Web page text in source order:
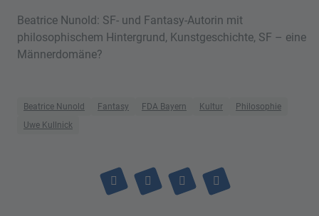
Beatrice Nunold: SF- und Fantasy-Autorin mit
philosophischem Hintergrund, Kunstgeschichte, SF – eine
Männerdomäne?
Beatrice Nunold Fantasy FDA Bayern Kultur
Philosophie
Uwe Kullnick